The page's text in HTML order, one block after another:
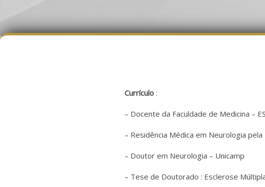
Currículo :
– Docente da Faculdade de Medicina –
– Residência Médica em Neurologia pela
– Doutor em Neurologia – Unicamp
– Tese de Doutorado : Esclerose